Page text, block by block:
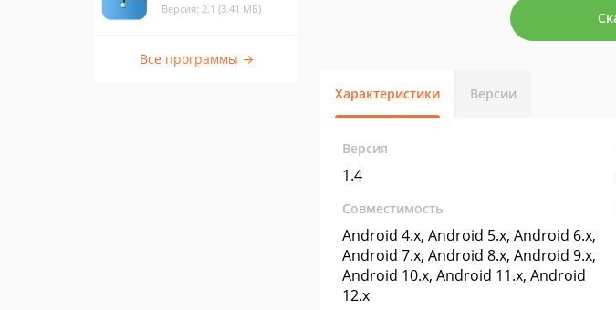
Версия: 2.1 (3.41 МБ)
Все программы →
Характеристики Версии
Версия
1.4
Совместимость
Android 4.x, Android 5.x, Android 6.x,
Android 7.x, Android 8.x, Android 9.x,
Android 10.x, Android 11.x, Android
12.x